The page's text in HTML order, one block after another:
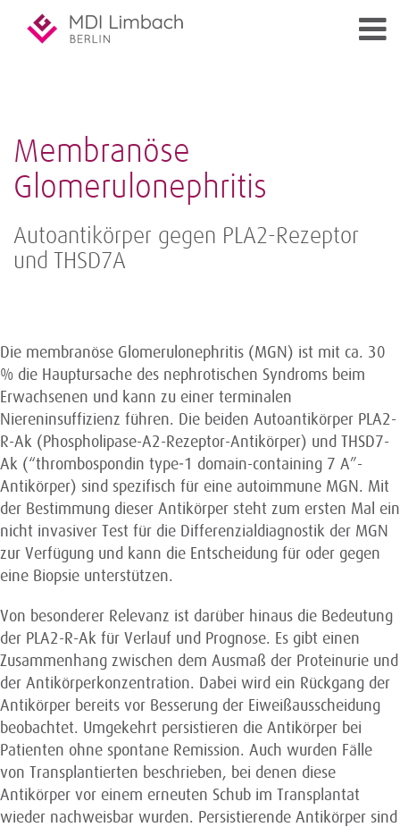
Membranöse
Glomerulonephritis
Autoantikörper gegen PLA2-Rezeptor
und THSD7A
Die membranöse Glomerulonephritis (MGN) ist mit ca. 30
% die Hauptursache des nephrotischen Syndroms beim
Erwachsenen und kann zu einer terminalen
Niereninsuffizienz führen. Die beiden Autoantikörper PLA2-
R-Ak (Phospholipase-A2-Rezeptor-Antikörper) und THSD7-
Ak (“thrombospondin type‑1 domain-containing 7 A”-
Antikörper) sind spezifisch für eine autoimmune MGN. Mit
der Bestimmung dieser Antikörper steht zum ersten Mal ein
nicht invasiver Test für die Differenzia­l­diagnostik der MGN
zur Verfügung und kann die Entscheidung für oder gegen
eine Biopsie unterstützen.
Von besonderer Relevanz ist darüber hinaus die Bedeutung
der PLA2-R-Ak für Verlauf und Prognose. Es gibt einen
Zusammenhang zwischen dem Ausmaß der Proteinurie und
der Antikörperkonzentration. Dabei wird ein Rückgang der
Antikörper bereits vor Besserung der Eiweißausscheidung
beobachtet. Umgekehrt persistieren die Antikörper bei
Patienten ohne spontane Remission. Auch wurden Fälle
von Transplantierten beschrieben, bei denen diese
Antikörper vor einem erneuten Schub im Transplantat
wieder nachweisbar wurden. Persistierende Antikörper sind